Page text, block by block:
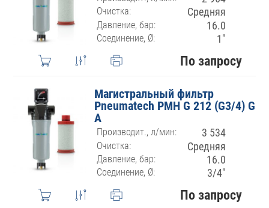
Очистка: Средняя
Давление, бар: 16.0
Соединение, Ø: 1″
По запросу
Магистральный фильтр
Pneumatech PMH G 212 (G3/4) G
A
Производит., л/мин: 3 534
Очистка: Средняя
Давление, бар: 16.0
Соединение, Ø: 3/4″
По запросу